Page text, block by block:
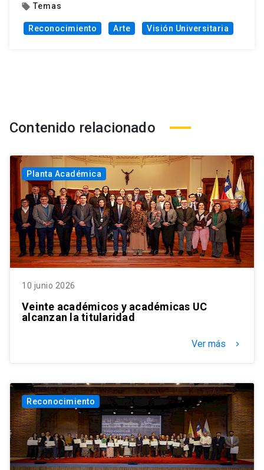
local_offer Temas
Reconocimiento Arte Visión Universitaria
Contenido relacionado
Planta Académica
10 junio 2026
Veinte académicos y académicas UC
alcanzan la titularidad
Ver más keyboard_arrow_right
Reconocimiento